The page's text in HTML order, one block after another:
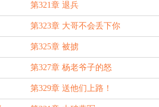
第321章 退兵
第323章 大哥不会丢下你
第325章 被掳
第327章 杨老爷子的怒
第329章 送他们上路！